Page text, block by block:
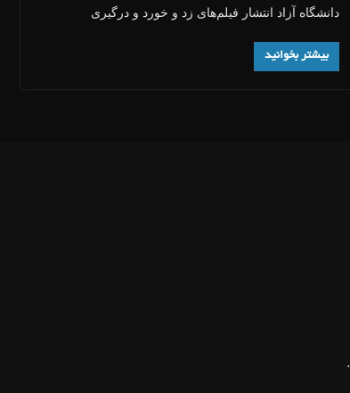
دانشگاه آزاد انتشار فیلم‌های زد و خورد و درگیری
بیشتر بخوانید
.